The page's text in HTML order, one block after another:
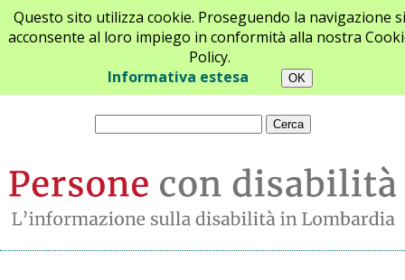
Questo sito utilizza cookie. Proseguendo la navigazione si
acconsente al loro impiego in conformità alla nostra
Policy.
Informativa estesa
Chi siamo Newsletter Contatti